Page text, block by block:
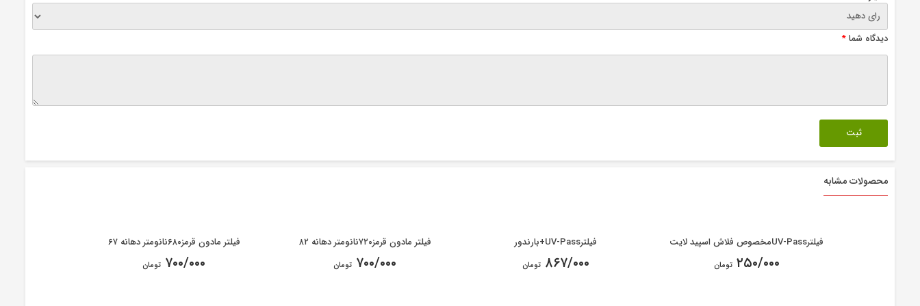
دیدگاه شما*
محصولات مشابه
فیلترUV-Passمخصوص فلاش اسپید لایت
۲۵۰/۰۰۰ تومان
فیلترUV-Pass+بارندور
۸۶۷/۰۰۰ تومان
فیلتر مادون قرمز۷۲۰نانومتر دهانه ۸۲
۷۰۰/۰۰۰ تومان
فیلتر مادون قرمز۶۸۰نانومتر دهانه ۶۷
۷۰۰/۰۰۰ تومان